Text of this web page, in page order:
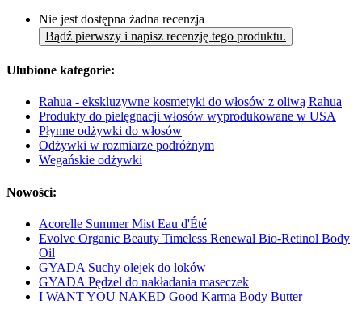
Nie jest dostępna żadna recenzja
Bądź pierwszy i napisz recenzję tego produktu.
Ulubione kategorie:
Rahua - ekskluzywne kosmetyki do włosów z oliwą Rahua
Produkty do pielęgnacji włosów wyprodukowane w USA
Płynne odżywki do włosów
Odżywki w rozmiarze podróżnym
Wegańskie odżywki
Nowości:
Acorelle Summer Mist Eau d'Été
Evolve Organic Beauty Timeless Renewal Bio-Retinol Body
Oil
GYADA Suchy olejek do loków
GYADA Pędzel do nakładania maseczek
I WANT YOU NAKED Good Karma Body Butter